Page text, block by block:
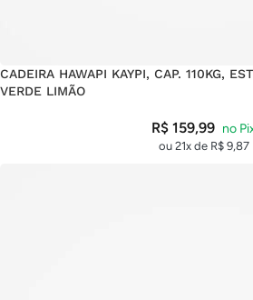
CADEIRA HAWAPI KAYPI, CAP. 110KG,
VERDE LIMÃO
R$159,99
ou 21x de R$9,87